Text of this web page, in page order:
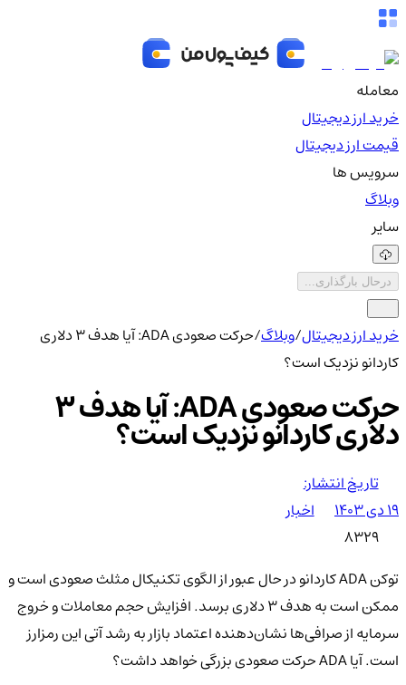
معامله
خرید ارز دیجیتال
قیمت ارز دیجیتال
سرویس ها
وبلاگ
سایر
درحال بارگذاری...
خرید ارز دیجیتال/وبلاگ/
حرکت صعودی ADA: آیا هدف ۳ دلاری
کاردانو نزدیک است؟
حرکت صعودی ADA: آیا هدف ۳
دلاری کاردانو نزدیک است؟
تاریخ انتشار:
۱۹ دی ۱۴۰۳
اخبار
8329
توکن ADA کاردانو در حال عبور از الگوی تکنیکال مثلث صعودی است و
ممکن است به هدف ۳ دلاری برسد. افزایش حجم معاملات و خروج
سرمایه از صرافی‌ها نشان‌دهنده اعتماد بازار به رشد آتی این رمزارز
است. آیا ADA حرکت صعودی بزرگی خواهد داشت؟